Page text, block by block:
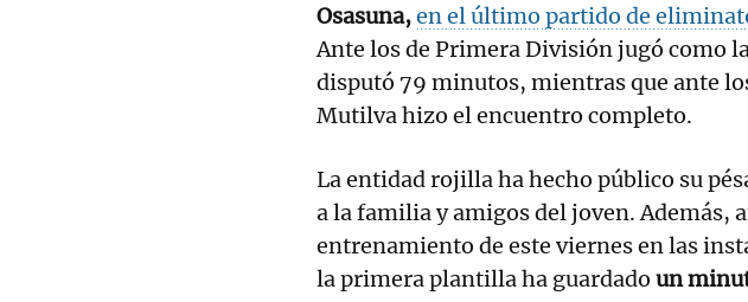
Osasuna,en el último partido de
Ante los de Primera División jugó como
disputó 79 minutos, mientras que ante
Mutilva hizo el encuentro completo.
La entidad rojilla ha hecho público su
a la familia y amigos del joven. Además,
entrenamiento de este viernes en las
la primera plantilla ha guardado un